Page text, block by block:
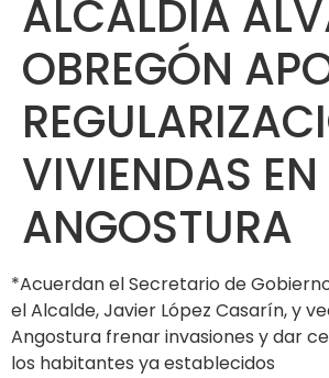
ALCALDÍA
OBREGÓN
VIVIENDAS EN
ANGOSTURA
*Acuerdan el Secretario de
el Alcalde, Javier López Casarín, y
Angostura frenar invasiones y dar
los habitantes ya establecidos